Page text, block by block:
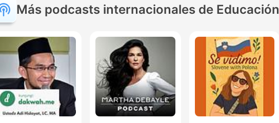
Más podcasts internacionales de Educación